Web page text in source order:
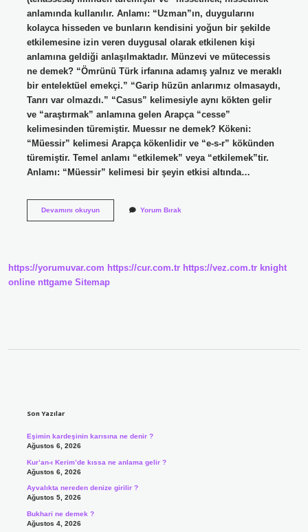
anlamında kullanılır. Anlamı: “Uzman”ın, duygularını
kolayca hisseden ve bunların kendisini yoğun bir şekilde
etkilemesine izin veren duygusal olarak etkilenen kişi
anlamına geldiği anlaşılmaktadır. Münzevi ve mütecessis
ne demek? “Ömrünü Türk irfanına adamış yalnız ve meraklı
bir entelektüel emekçi.” “Garip hüzün anlarımız olmasaydı,
Tanrı var olmazdı.” “Casus” kelimesiyle aynı kökten gelir
ve “araştırmak” anlamına gelen Arapça “cesse”
kelimesinden türemiştir. Muessır ne demek? Kökeni:
“Müessir” kelimesi Arapça kökenlidir ve “e-s-r” kökünden
türemiştir. Temel anlamı “etkilemek” veya “etkilemek”tir.
Anlamı: “Müessir” kelimesi bir şeyin etkisi altında…
Devamını okuyunMücessis
Yorum Bırak
https://yorumuvar.com https://cur.com.tr https://vez.com.tr knight
online nttgame Sitemap
Son Yazılar
Eşimin kardeşinin karısına ne denir ?
Ağustos 6, 2026
Kur’an-ı Kerim’de kıssa ne anlama gelir ?
Ağustos 6, 2026
Ayvalıkta nereden denize girilir ?
Ağustos 5, 2026
Bukhari ne demek ?
Ağustos 4, 2026